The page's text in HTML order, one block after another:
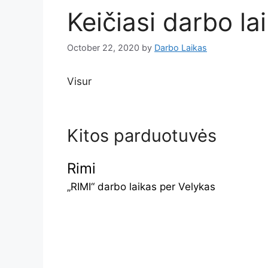
Keičiasi darbo
October 22, 2020 by Darbo Laikas
Visur
Kitos parduotuvės
Rimi
„RIMI“ darbo laikas per Velykas